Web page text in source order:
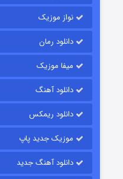
قسمت۱۵ (دوبله)
نواز موزیک
دانلود رمان
میفا موزیک
دانلود آهنگ
دانلود ریمکس
موزیک جدید پاپ
دانلود آهنگ جدید